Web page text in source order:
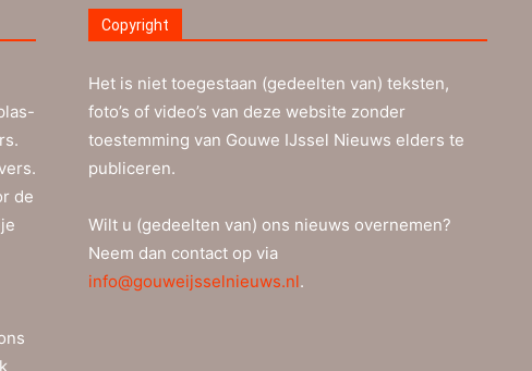
de
Copyright
Het is niet toegestaan (gedeelten van) teksten,
foto’s of video’s van deze website zonder
toestemming van Gouwe IJssel Nieuws elders te
publiceren.
Wilt u (gedeelten van) ons nieuws overnemen?
Neem dan contact op via
info@gouweijsselnieuws.nl.